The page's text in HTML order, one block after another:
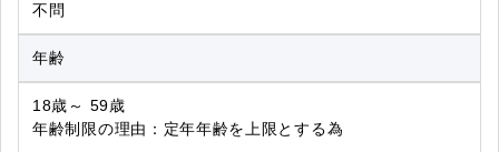
不問
年齢
18歳～ 59歳
年齢制限の理由：定年年齢を上限とする為